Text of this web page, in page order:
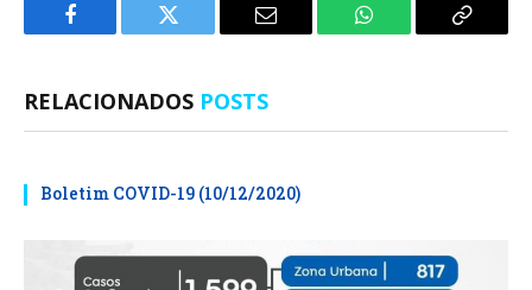
Facebook Twitter
E-
WhatsApp Copiar
RELACIONADOS POSTS
Boletim COVID-19 (10/12/2020)